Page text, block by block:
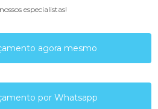
especialistas!
agora mesmo
por Whatsapp